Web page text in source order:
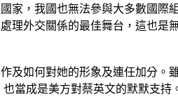
家，我國也無法參與大多數國際
理外交關係的最佳舞台，這也是
及如何對她的形象及連任加分。
當成是美方對蔡英文的默默支持